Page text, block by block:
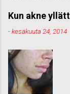
Kun akne
-kesäkuuta 24, 2014